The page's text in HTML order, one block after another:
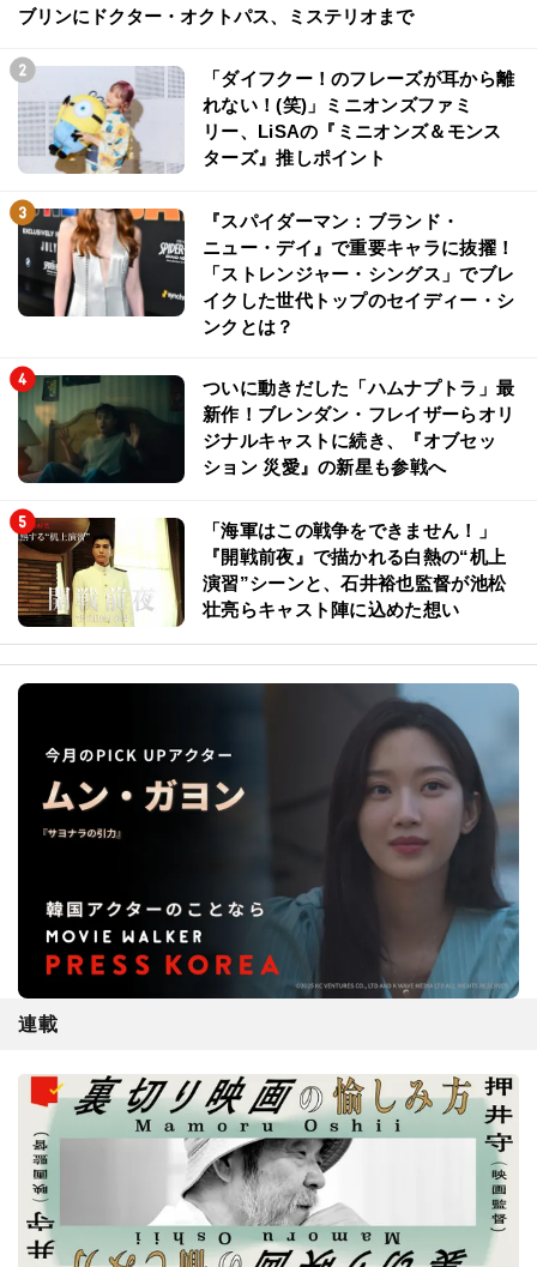
ブリンにドクター・オクトパス、ミステリオまで
「ダイフクー！のフレーズが耳から離
れない！(笑)」ミニオンズファミ
リー、LiSAの『ミニオンズ＆モンス
ターズ』推しポイント
『スパイダーマン：ブランド・
ニュー・デイ』で重要キャラに抜擢！
「ストレンジャー・シングス」でブレ
イクした世代トップのセイディー・シ
ンクとは？
ついに動きだした「ハムナプトラ」最
新作！ブレンダン・フレイザーらオリ
ジナルキャストに続き、『オブセッ
ション 災愛』の新星も参戦へ
「海軍はこの戦争をできません！」
『開戦前夜』で描かれる白熱の“机上
演習”シーンと、石井裕也監督が池松
壮亮らキャスト陣に込めた想い
連載